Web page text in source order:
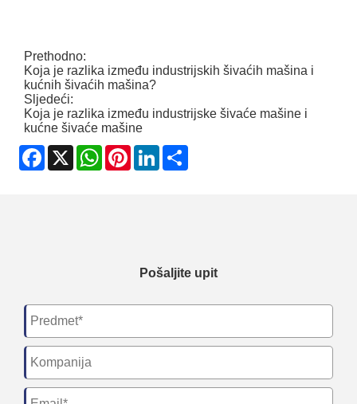
Prethodno:
Koja je razlika između industrijskih šivaćih mašina i
kućnih šivaćih mašina?
Sljedeći:
Koja je razlika između industrijske šivaće mašine i
kućne šivaće mašine
Facebook
X WhatsApp
PinterestLinkedIn
Pošaljite upit